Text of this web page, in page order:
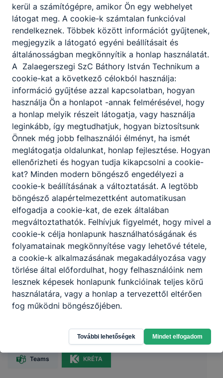
Partnereink
Zalaegerszegi SzC Báthory István
Technikum
8900 Zalaegerszeg, Báthory utca 58.
Teams KRÉTA
kerül a számítógépre, amikor Ön egy webhelyet
látogat meg. A cookie-k számtalan funkcióval
rendelkeznek. Többek között információt gyűjtenek,
megjegyzik a látogató egyéni beállításait és
általánosságban megkönnyítik a honlap használatát.
A Zalaegerszegi SzC Báthory István Technikum a
cookie-kat a következő célokból használja:
információ gyűjtése azzal kapcsolatban, hogyan
használja Ön a honlapot -annak felmérésével, hogy
a honlap melyik részeit látogatja, vagy használja
leginkább, így megtudhatjuk, hogyan biztosítsunk
Önnek még jobb felhasználói élményt, ha ismét
meglátogatja oldalunkat, honlap fejlesztése. Hogyan
ellenőrizheti és hogyan tudja kikapcsolni a cookie-
kat? Minden modern böngésző engedélyezi a
cookie-k beállításának a változtatását. A legtöbb
böngésző alapértelmezettként automatikusan
elfogadja a cookie-kat, de ezek általában
megváltoztathatók. Felhívjuk figyelmét, hogy mivel a
cookie-k célja honlapunk használhatóságának és
folyamatainak megkönnyítése vagy lehetővé tétele,
a cookie-k alkalmazásának megakadályozása vagy
törlése által előfordulhat, hogy felhasználóink nem
lesznek képesek honlapunk funkcióinak teljes körű
használatára, vagy a honlap a tervezettől eltérően
fog működni böngészőjében.
További lehetőségek Mindet elfogadom